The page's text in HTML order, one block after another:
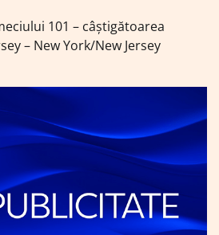
101 – câștigătoarea
– New York/New Jersey